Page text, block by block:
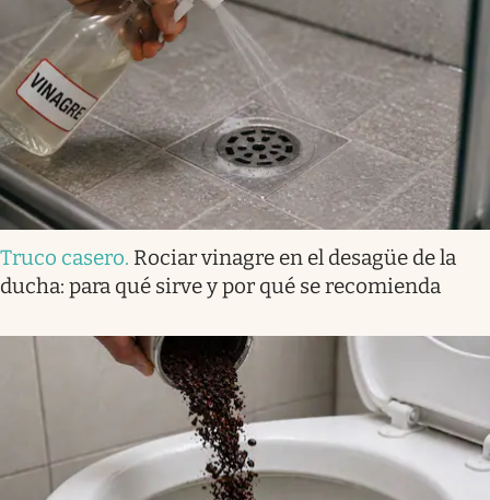
Truco casero. Rociar vinagre en el desagüe de la
ducha: para qué sirve y por qué se recomienda